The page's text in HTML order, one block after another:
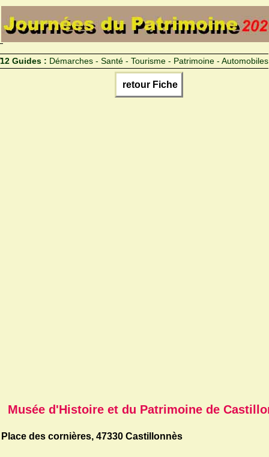
12 Guides : Démarches - Santé - Tourisme - Patrimoine - Automobiles
retour Fiche
Musée d'Histoire et du Patrimoine de
Place des cornières, 47330 Castillonnès